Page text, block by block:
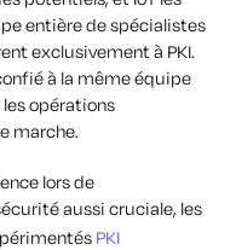
entière de spécialistes
exclusivement à PKI.
à la même équipe
opérations
marche.
lors de
aussi cruciale, les
PKI